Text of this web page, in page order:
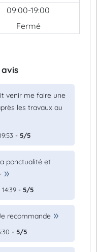
09:00-19:00
Fermé
venir me faire une
les travaux au
- 5/5
ponctualité et
- 5/5
recommande
- 5/5